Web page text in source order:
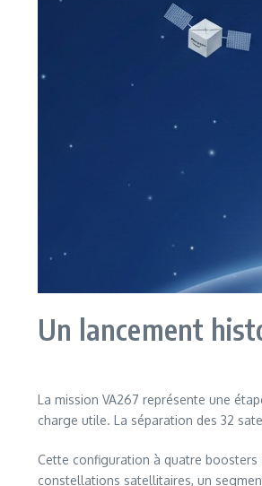
Un lancement
La mission VA267 représente une
charge utile. La séparation des 32
Cette configuration à quatre boosters
constellations satellitaires, un